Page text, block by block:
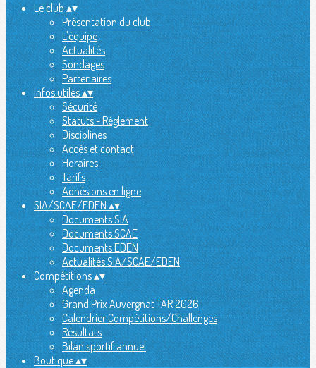
Le club▴▾
Présentation du club
L'équipe
Actualités
Sondages
Partenaires
Infos utiles▴▾
Sécurité
Statuts - Réglement
Disciplines
Accès et contact
Horaires
Tarifs
Adhésions en ligne
SIA/SCAE/EDEN▴▾
Documents SIA
Documents SCAE
Documents EDEN
Actualités SIA/SCAE/EDEN
Compétitions▴▾
Agenda
Grand Prix Auvergnat TAR 2026
Calendrier Compétitions/Challenges
Résultats
Bilan sportif annuel
Boutique▴▾